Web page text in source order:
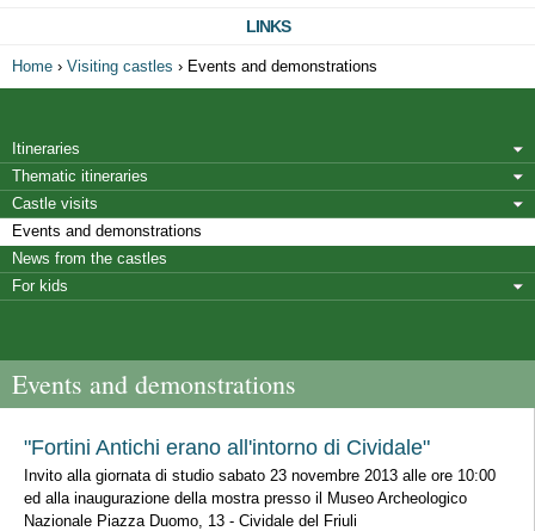
LINKS
Home › Visiting castles › Events and demonstrations
Itineraries
Thematic itineraries
Castle visits
Events and demonstrations
News from the castles
For kids
Events and demonstrations
"Fortini Antichi erano all'intorno di Cividale"
Invito alla giornata di studio sabato 23 novembre 2013 alle ore 10:00
ed alla inaugurazione della mostra presso il Museo Archeologico
Nazionale Piazza Duomo, 13 - Cividale del Friuli